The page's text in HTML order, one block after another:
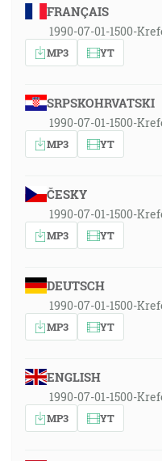
FRANÇAIS
1990-07-01-1500-
MP3 YT
SRPSKOHRVATSKI
1990-07-01-1500-
MP3 YT
ČESKY
1990-07-01-1500-
MP3 YT
DEUTSCH
1990-07-01-1500-
MP3 YT
ENGLISH
1990-07-01-1500-
MP3 YT